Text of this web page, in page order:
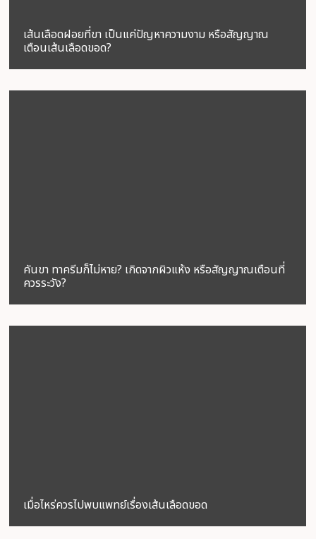
เส้นเลือดฝอยที่ขา เป็นแค่ปัญหาความงาม หรือสัญญาณ
เตือนเส้นเลือดขอด?
คันขา ทาครีมก็ไม่หาย? เกิดจากผิวแห้ง หรือสัญญาณเตือนที่
ควรระวัง?
เมื่อไหร่ควรไปพบแพทย์เรื่องเส้นเลือดขอด